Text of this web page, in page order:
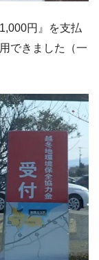
円』を支払
できました（一